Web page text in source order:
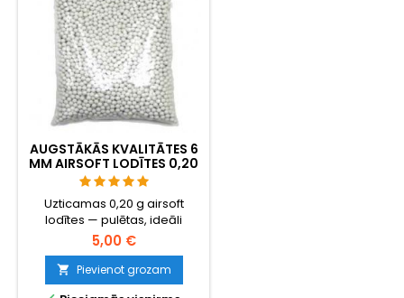
AUGSTĀKĀS KVALITĀTES 6
MM AIRSOFT LODĪTES 0,20
G – 1000 GAB.,
NEAIZĶERAS, PRECĪZA
ŠAUŠANA
Uzticamas 0,20 g airsoft
lodītes — pulētas, ideāli
apaļas, droša padeve caur
jebkuru hop-up sistēmu. 1000
lodītes lielas ietilpības
magazīniem, gāzes
5,00 €
 Pievienot grozam